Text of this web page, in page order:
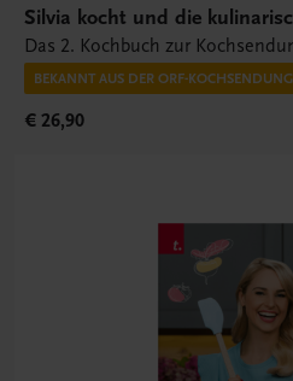
Silvia kocht und die
Das 2. Kochbuch zur
BEKANNT AUS DER ORF-KOCHSENDUNG
€ 26,90